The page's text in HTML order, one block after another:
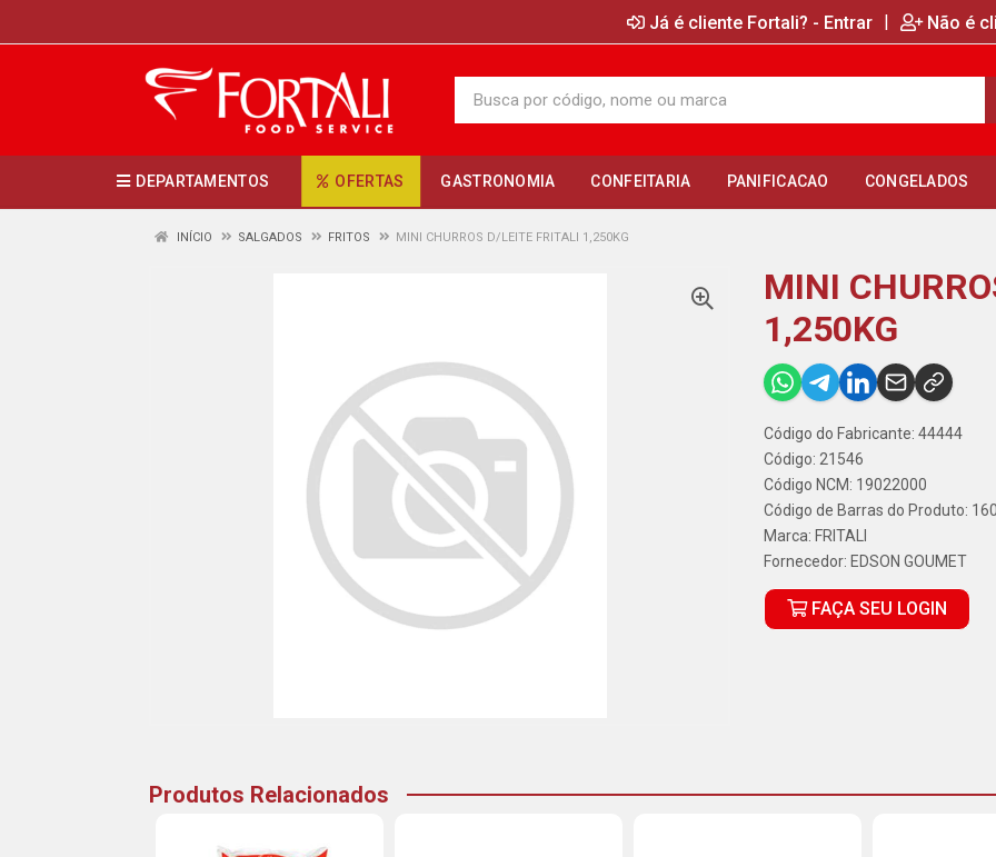
Já é cliente Fortali? - Entrar | Não é
DEPARTAMENTOS OFERTAS GASTRONOMIA CONFEITARIA PANIFICACAO CONGELADOS
INÍCIO SALGADOS FRITOS MINI CHURROS D/LEITE FRITALI 1,250KG
MINI
1,250KG
Código do Fabricante: 44444
Código: 21546
Código NCM: 19022000
Código de Barras do Produto:
Marca: FRITALI
Fornecedor: EDSON GOUMET
FAÇA SEU LOGIN
Produtos Relacionados